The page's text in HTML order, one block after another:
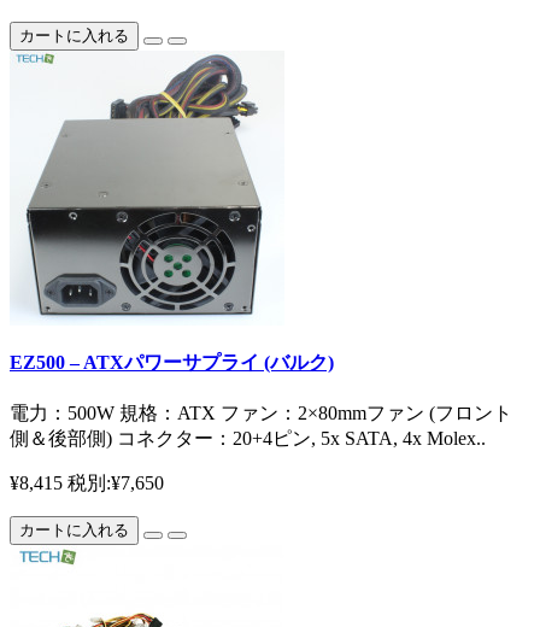
カートに入れる
EZ500 – ATXパワーサプライ (バルク)
電力：500W 規格：ATX ファン：2×80mmファン (フロント
側＆後部側) コネクター：20+4ピン, 5x SATA, 4x Molex..
¥8,415 税別:¥7,650
カートに入れる